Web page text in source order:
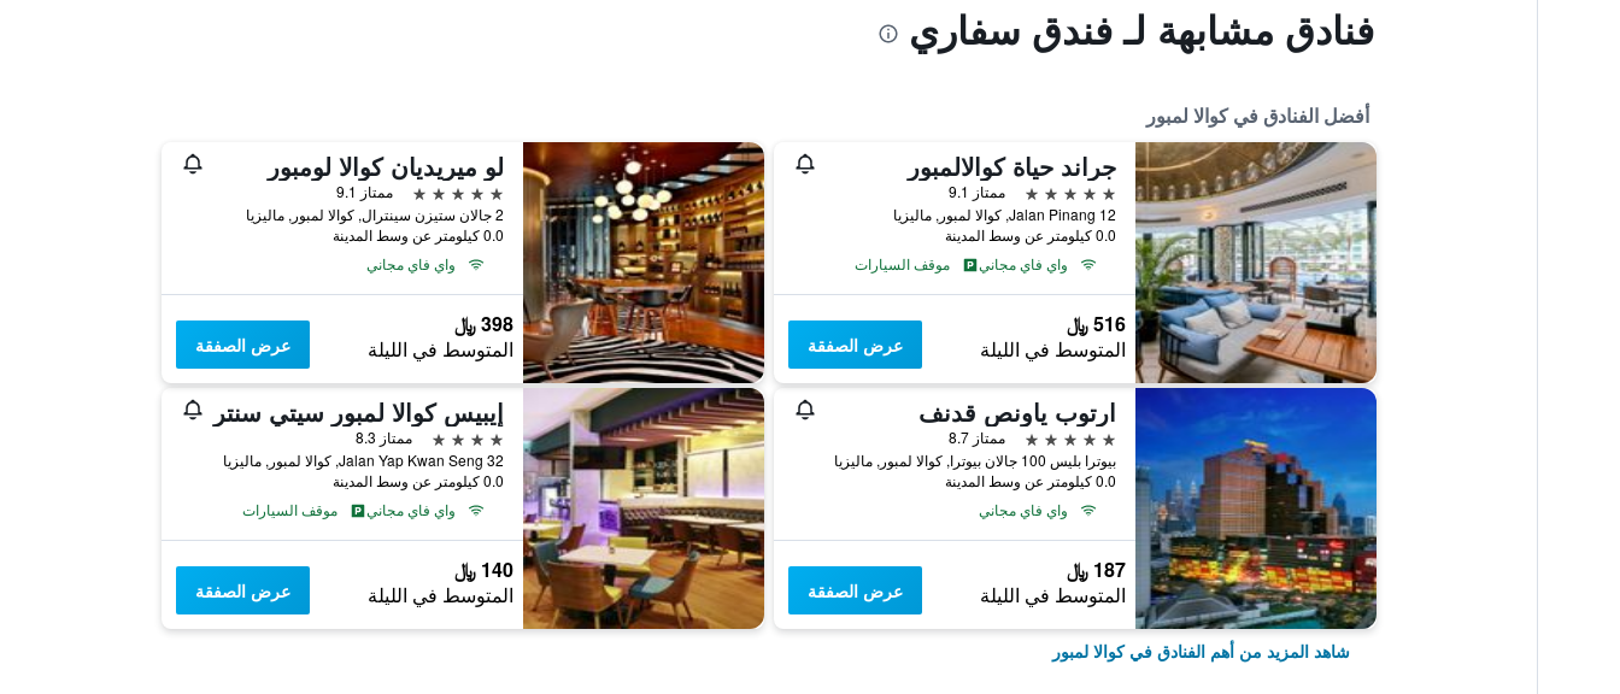
فنادق مشابهة لـ فندق سفاري
أفضل الفنادق في كوالا لمبور
جراند حياة كوالالمبور
5 نجوم
ممتاز 9.1
12 Jalan Pinang, كوالا لمبور, ماليزيا
0.0 كيلومتر عن وسط المدينة
واي فاي مجاني
موقف السيارات
516 ﷼
المتوسط في الليلة عرض الصفقة
لو ميريديان كوالا لومبور
5 نجوم
ممتاز 9.1
2 جالان ستيزن سينترال, كوالا لمبور, ماليزيا
0.0 كيلومتر عن وسط المدينة
واي فاي مجاني
398 ﷼
المتوسط في الليلة عرض الصفقة
ارتوب ياونص قدنف
5 نجوم
ممتاز 8.7
بيوترا بليس 100 جالان بيوترا, كوالا لمبور, ماليزيا
0.0 كيلومتر عن وسط المدينة
واي فاي مجاني
187 ﷼
المتوسط في الليلة عرض الصفقة
إيبيس كوالا لمبور سيتي سنتر
4 نجوم
ممتاز 8.3
32 Jalan Yap Kwan Seng, كوالا لمبور, ماليزيا
0.0 كيلومتر عن وسط المدينة
واي فاي مجاني
موقف السيارات
140 ﷼
المتوسط في الليلة عرض الصفقة
شاهد المزيد من أهم الفنادق في كوالا لمبور